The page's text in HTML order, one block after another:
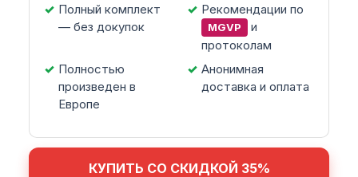
Полный комплект
— без докупок
Рекомендации по
MGVP
и
протоколам
Полностью
произведен в
Европе
Анонимная
доставка и оплата
КУПИТЬ СО СКИДКОЙ 35%